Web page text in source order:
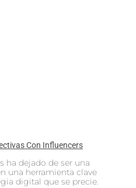
Con Influencers
ha dejado de ser una
una herramienta clave
digital que se precie.